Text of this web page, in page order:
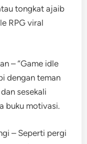
tongkat ajaib
RPG viral
– “Game idle
dengan teman
sesekali
buku motivasi.
– Seperti pergi